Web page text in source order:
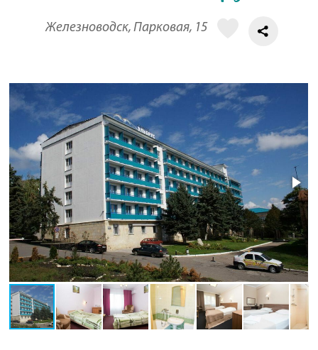
Железноводск, Парковая, 15